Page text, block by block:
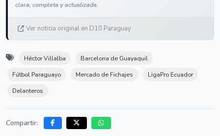
clara, completa y actualizada.
Ver noticia original en D10 Paraguay
Héctor Villalba
Barcelona de Guayaquil
Fútbol Paraguayo
Mercado de Fichajes
LigaPro Ecuador
Delanteros
Compartir: